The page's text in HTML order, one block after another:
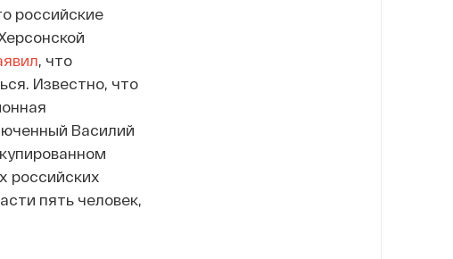
российские
, что
Известно, что
Василий
российских
пять человек,